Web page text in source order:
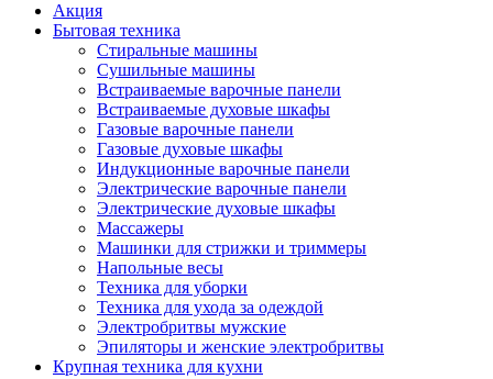
Акция
Бытовая техника
Стиральные машины
Сушильные машины
Встраиваемые варочные панели
Встраиваемые духовые шкафы
Газовые варочные панели
Газовые духовые шкафы
Индукционные варочные панели
Электрические варочные панели
Электрические духовые шкафы
Массажеры
Машинки для стрижки и триммеры
Напольные весы
Техника для уборки
Техника для ухода за одеждой
Электробритвы мужские
Эпиляторы и женские электробритвы
Крупная техника для кухни